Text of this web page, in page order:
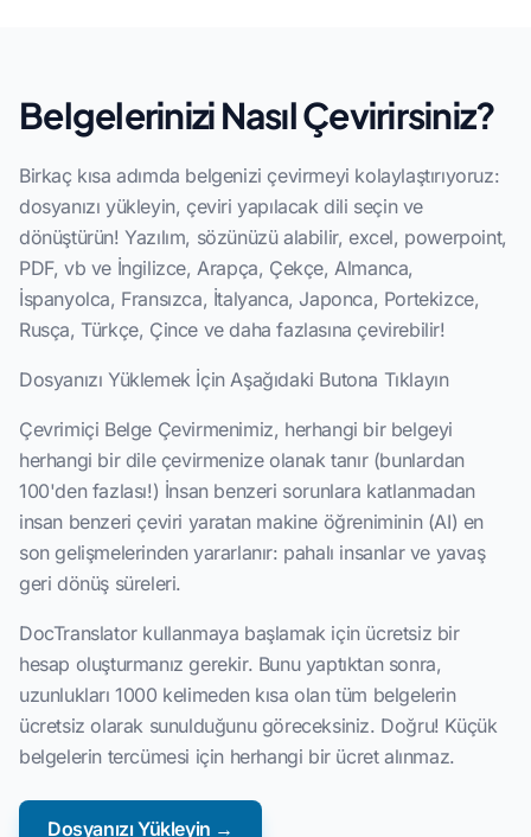
Belgelerinizi Nasıl Çevirirsiniz?
Birkaç kısa adımda belgenizi çevirmeyi kolaylaştırıyoruz:
dosyanızı yükleyin, çeviri yapılacak dili seçin ve
dönüştürün! Yazılım, sözünüzü alabilir, excel, powerpoint,
PDF, vb ve İngilizce, Arapça, Çekçe, Almanca,
İspanyolca, Fransızca, İtalyanca, Japonca, Portekizce,
Rusça, Türkçe, Çince ve daha fazlasına çevirebilir!
Dosyanızı Yüklemek İçin Aşağıdaki Butona Tıklayın
Çevrimiçi Belge Çevirmenimiz, herhangi bir belgeyi
herhangi bir dile çevirmenize olanak tanır (bunlardan
100'den fazlası!) İnsan benzeri sorunlara katlanmadan
insan benzeri çeviri yaratan makine öğreniminin (AI) en
son gelişmelerinden yararlanır: pahalı insanlar ve yavaş
geri dönüş süreleri.
DocTranslator kullanmaya başlamak için ücretsiz bir
hesap oluşturmanız gerekir. Bunu yaptıktan sonra,
uzunlukları 1000 kelimeden kısa olan tüm belgelerin
ücretsiz olarak sunulduğunu göreceksiniz. Doğru! Küçük
belgelerin tercümesi için herhangi bir ücret alınmaz.
Dosyanızı Yükleyin →